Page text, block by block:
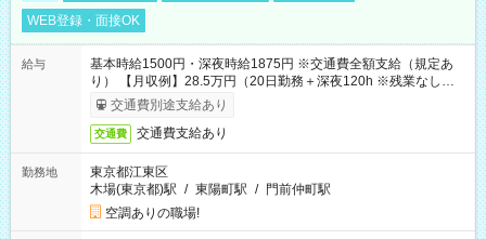
WEB登録・面接OK
給与
基本時給1500円・深夜時給1875円 ※交通費全額支給（規定あ
り） 【月収例】28.5万円（20日勤務＋深夜120h ※残業なしの場
合）交通費別途支給あり
交通費 交通費支給あり
勤務地
東京都江東区
木場(東京都)駅 / 東陽町駅 / 門前仲町駅
空調ありの職場!